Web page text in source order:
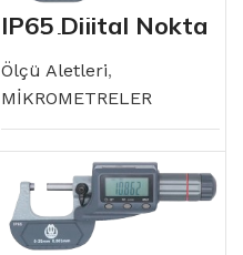
IP65 Dijital Nokta
(Kablo için) Dış
Çap Mikrometresi
Ölçü Aletleri,
MİKROMETRELER